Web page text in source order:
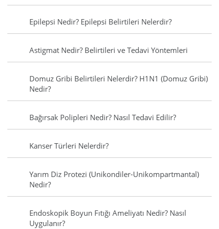
Epilepsi Nedir? Epilepsi Belirtileri Nelerdir?
Astigmat Nedir? Belirtileri ve Tedavi Yöntemleri
Domuz Gribi Belirtileri Nelerdir? H1N1 (Domuz Gribi)
Nedir?
Bağırsak Polipleri Nedir? Nasıl Tedavi Edilir?
Kanser Türleri Nelerdir?
Yarım Diz Protezi (Unikondiler-Unikompartmantal)
Nedir?
Endoskopik Boyun Fıtığı Ameliyatı Nedir? Nasıl
Uygulanır?